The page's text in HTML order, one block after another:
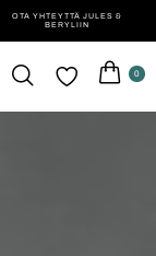
OTA YHTEYTTÄ JULES &
BERYLIIN
0